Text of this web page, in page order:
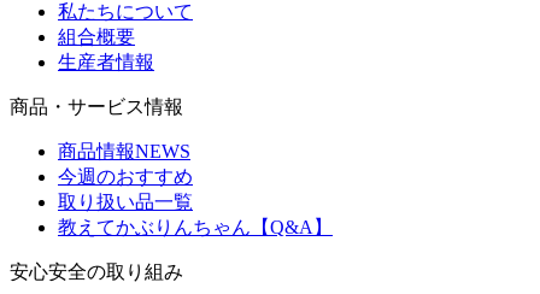
私たちについて
組合概要
生産者情報
商品・サービス情報
商品情報NEWS
今週のおすすめ
取り扱い品一覧
教えてかぶりんちゃん【Q&A】
安心安全の取り組み